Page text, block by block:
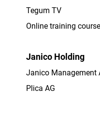
Tegum TV
Online training
Janico Holding
Janico Management
Plica AG